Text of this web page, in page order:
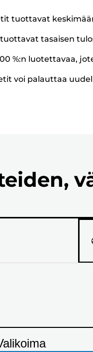
tuottavat
tasaisen
%:n luotettavaa,
voi palauttaa